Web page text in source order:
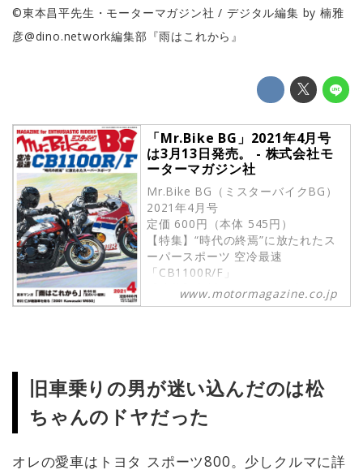
©東本昌平先生・モーターマガジン社 / デジタル編集 by 楠雅
彦@dino.network編集部『雨はこれから』
「Mr.Bike BG」2021年4月号
は3月13日発売。 - 株式会社モ
ーターマガジン社
Mr.Bike BG（ミスターバイクBG）
2021年4月号
定価 600円（本体 545円）
【特集】“時代の終焉”に放たれたス
ーパースポーツ 空冷最速
「CB1100R/F」
【連載】市川 仁が絶版車を斬る
「2001 Kawasaki W650」
“時代の終焉” に放たれたスーパース
ポーツ」です。水冷4気筒エンジン
の登場前にメーカー各社が送り出し
www.motormagazine.co.jp
旧車乗りの男が迷い込んだのは松
ちゃんのドヤだった
オレの愛車はトヨタ スポーツ800。少しクルマに詳